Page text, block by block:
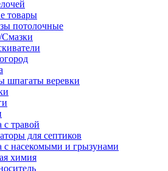
товары
потолочные
шпагаты веревки
с травой
для септиков
с насекомыми и грызунами
химия